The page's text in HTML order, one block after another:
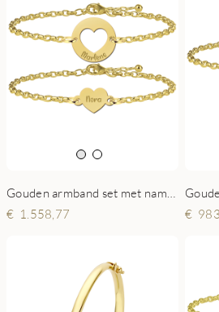
1.558,77